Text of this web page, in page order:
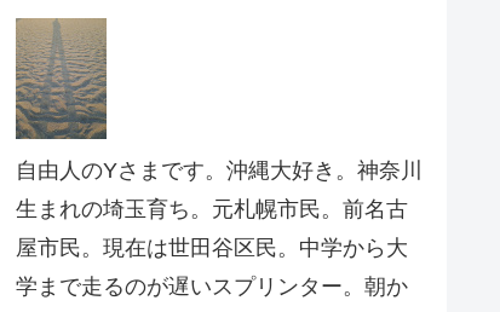
自由人のYさまです。沖縄大好き。神奈川
生まれの埼玉育ち。元札幌市民。前名古
屋市民。現在は世田谷区民。中学から大
学まで走るのが遅いスプリンター。朝か